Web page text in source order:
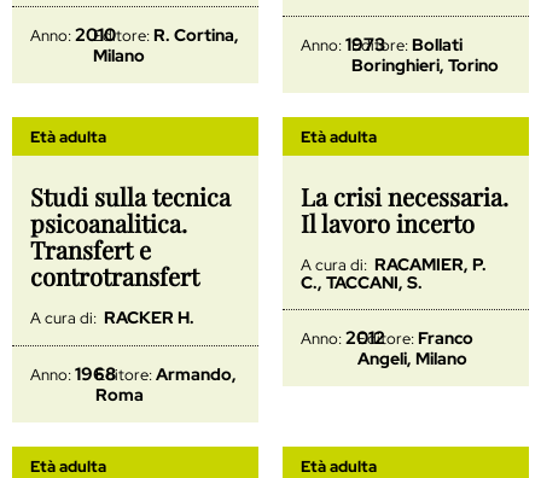
Anno:2010
Editore:R. Cortina,
Milano
Anno:1973
Editore: Bollati
Boringhieri, Torino
Età adulta
Studi sulla tecnica
psicoanalitica.
Transfert e
controtransfert
A cura di: RACKER H.
Anno:1968Editore:Armando,
Roma
Età adulta
La crisi necessaria.
Il lavoro incerto
A cura di: RACAMIER, P.
C., TACCANI, S.
Anno:2012
Editore:Franco
Angeli, Milano
Età adulta Età adulta